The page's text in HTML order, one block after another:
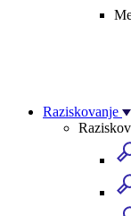
Raziskovanje